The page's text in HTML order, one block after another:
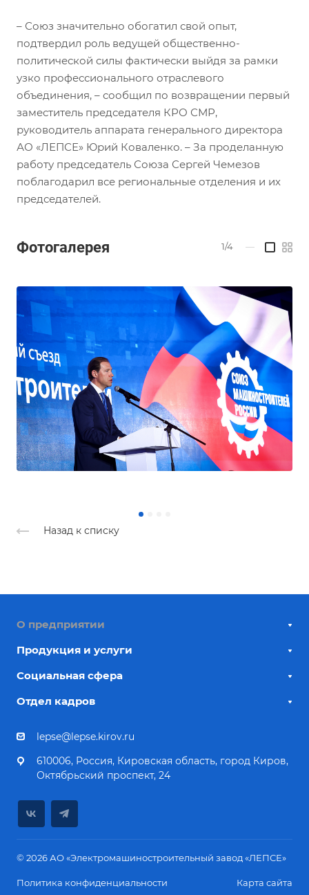
– Союз значительно обогатил свой опыт,
подтвердил роль ведущей общественно-
политической силы фактически выйдя за рамки
узко профессионального отраслевого
объединения, – сообщил по возвращении первый
заместитель председателя КРО СМР,
руководитель аппарата генерального директора
АО «ЛЕПСЕ» Юрий Коваленко. – За проделанную
работу председатель Союза Сергей Чемезов
поблагодарил все региональные отделения и их
председателей.
Фотогалерея 1/4 —
Назад к списку
О предприятии
Продукция и услуги
Социальная сфера
Отдел кадров
lepse@lepse.kirov.ru
610006, Россия, Кировская область, город Киров,
Октябрьский проспект, 24
© 2026 АО «Электромашиностроительный завод «ЛЕПСЕ»
Политика конфиденциальности Карта сайта